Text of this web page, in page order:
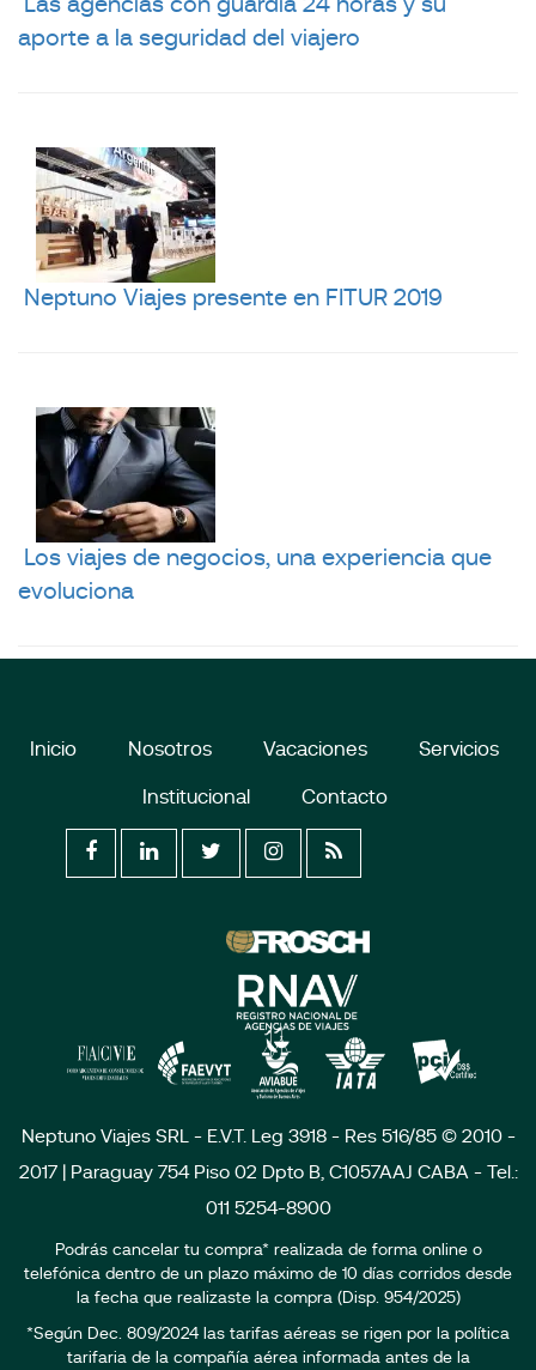
Las agencias con guardia 24 horas y su
aporte a la seguridad del viajero
Neptuno Viajes presente en FITUR 2019
Los viajes de negocios, una experiencia que
evoluciona
Inicio Nosotros Vacaciones Servicios
Institucional Contacto
Neptuno Viajes SRL - E.V.T. Leg 3918 - Res 516/85 © 2010 -
2017 | Paraguay 754 Piso 02 Dpto B, C1057AAJ CABA - Tel.:
011 5254-8900
Podrás cancelar tu compra* realizada de forma online o
telefónica dentro de un plazo máximo de 10 días corridos desde
la fecha que realizaste la compra (Disp. 954/2025)
*Según Dec. 809/2024 las tarifas aéreas se rigen por la política
tarifaria de la compañía aérea informada antes de la